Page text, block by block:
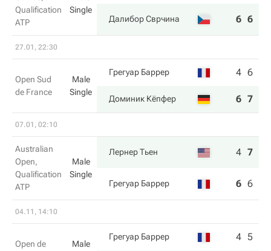
Qualification
ATP
Single
Далибор Сврчина 6 6
27.01, 22:30
Open Sud
de France
Male
Single
Грегуар Баррер 4 6
Доминик Кёпфер 6 7
07.01, 02:10
Australian
Open,
Qualification
ATP
Male
Single
Лернер Тьен 4 7
Грегуар Баррер 6 6
04.11, 14:10
Open de
Male
Грегуар Баррер 4 5